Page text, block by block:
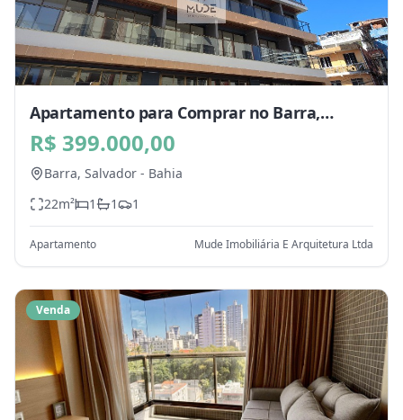
Apartamento para Comprar no Barra,
Salvador - BA
R$ 399.000,00
Barra, Salvador - Bahia
22m² 1 1 1
Apartamento Mude Imobiliária E Arquitetura Ltda
Venda